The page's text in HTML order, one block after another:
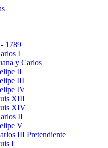
1789
I
y Carlos
II
III
IV
XIII
XIV
II
V
III Pretendiente
I